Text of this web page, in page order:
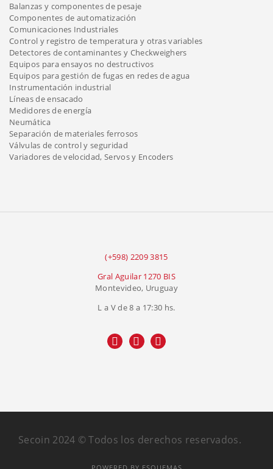
Balanzas y componentes de pesaje
Componentes de automatización
Comunicaciones Industriales
Control y registro de temperatura y otras variables
Detectores de contaminantes y Checkweighers
Equipos para ensayos no destructivos
Equipos para gestión de fugas en redes de agua
Instrumentación industrial
Líneas de ensacado
Medidores de energía
Neumática
Separación de materiales ferrosos
Válvulas de control y seguridad
Variadores de velocidad, Servos y Encoders
(+598) 2209 3815
Gral Aguilar 1270 BIS
Montevideo, Uruguay
L a V de 8 a 17:30 hs.
Secoin 2024 © Todos los derechos reservados.